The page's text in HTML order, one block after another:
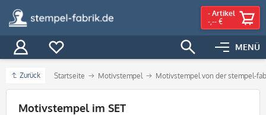
MENÜ
- Artikel
-,-- €
Zurück Startseite Motivstempel Motivstempel von der stempel-
Filter
Motivstempel im SET